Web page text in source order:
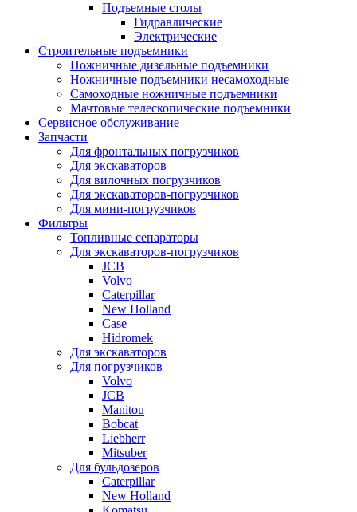
Подъемные столы
Гидравлические
Электрические
Строительные подъемники
Ножничные дизельные подъемники
Ножничные подъемники несамоходные
Самоходные ножничные подъемники
Мачтовые телескопические подъемники
Сервисное обслуживание
Запчасти
Для фронтальных погрузчиков
Для экскаваторов
Для вилочных погрузчиков
Для экскаваторов-погрузчиков
Для мини-погрузчиков
Фильтры
Топливные сепараторы
Для экскаваторов-погрузчиков
JCB
Volvo
Caterpillar
New Holland
Case
Hidromek
Для экскаваторов
Для погрузчиков
Volvo
JCB
Manitou
Bobcat
Liebherr
Mitsuber
Для бульдозеров
Caterpillar
New Holland